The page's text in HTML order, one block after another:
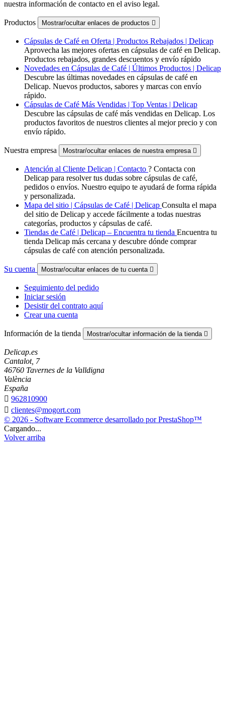
nuestra información de contacto en el aviso legal.
Productos Mostrar/ocultar enlaces de productos 
Cápsulas de Café en Oferta | Productos Rebajados | Delicap
Aprovecha las mejores ofertas en cápsulas de café en Delicap.
Productos rebajados, grandes descuentos y envío rápido
Novedades en Cápsulas de Café | Últimos Productos | Delicap
Descubre las últimas novedades en cápsulas de café en
Delicap. Nuevos productos, sabores y marcas con envío
rápido.
Cápsulas de Café Más Vendidas | Top Ventas | Delicap
Descubre las cápsulas de café más vendidas en Delicap. Los
productos favoritos de nuestros clientes al mejor precio y con
envío rápido.
Nuestra empresa Mostrar/ocultar enlaces de nuestra empresa 
Atención al Cliente Delicap | Contacto ? Contacta con
Delicap para resolver tus dudas sobre cápsulas de café,
pedidos o envíos. Nuestro equipo te ayudará de forma rápida
y personalizada.
Mapa del sitio | Cápsulas de Café | Delicap Consulta el mapa
del sitio de Delicap y accede fácilmente a todas nuestras
categorías, productos y cápsulas de café.
Tiendas de Café | Delicap – Encuentra tu tienda Encuentra tu
tienda Delicap más cercana y descubre dónde comprar
cápsulas de café con atención personalizada.
Su cuenta Mostrar/ocultar enlaces de tu cuenta 
Seguimiento del pedido
Iniciar sesión
Desistir del contrato aquí
Crear una cuenta
Información de la tienda Mostrar/ocultar información de la tienda 
Delicap.es
Cantalot, 7
46760 Tavernes de la Valldigna
València
España
 962810900
 clientes@mogort.com
© 2026 - Software Ecommerce desarrollado por PrestaShop™
Cargando...
Volver arriba